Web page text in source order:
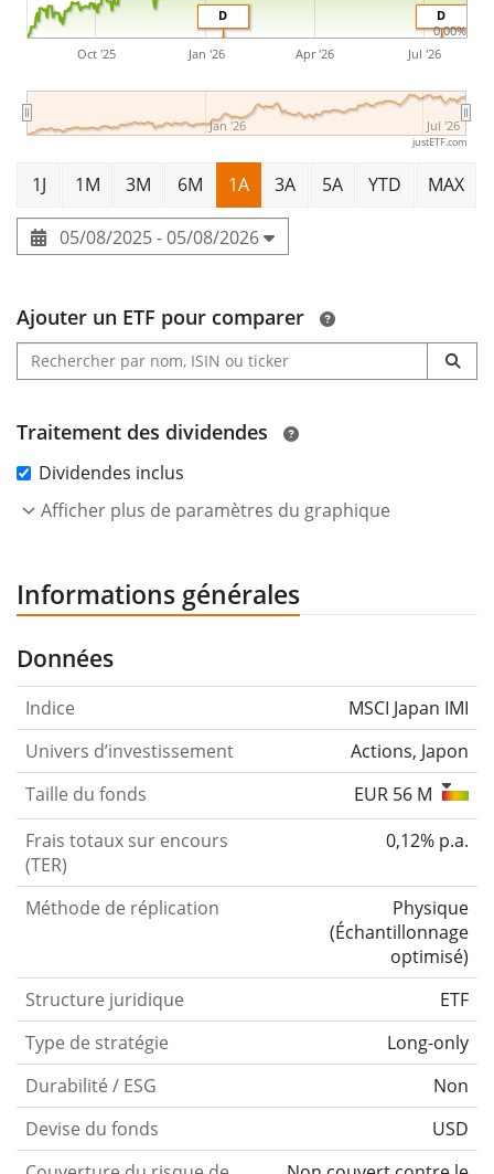
D
D
Oct '25 Jan '26 Apr '26 Jul '26
Jan '26 Jul '26
0.00%
justETF.com
1J 1M 3M 6M 1A 3A 5A YTD MAX
05/08/2025 - 05/08/2026
Ajouter un ETF pour comparer
Traitement des dividendes
Dividendes inclus
Afficher plus de paramètres du graphique
Informations générales
Données
Indice
MSCI Japan IMI
Univers d’investissement
Actions, Japon
Taille du fonds
EUR 56 M
Frais totaux sur encours
(TER)
0,12% p.a.
Méthode de réplication
Physique
(Échantillonnage
optimisé)
Structure juridique
ETF
Type de stratégie
Long-only
Durabilité / ESG
Non
Devise du fonds
USD